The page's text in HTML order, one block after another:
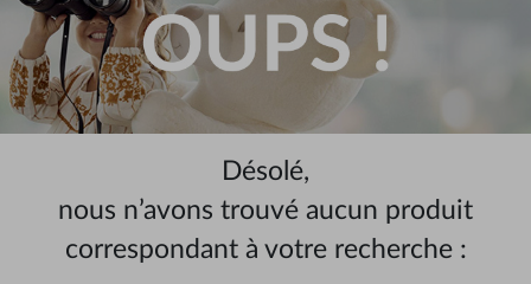
Désolé,
nous n’avons trouvé aucun produit
correspondant à votre recherche :